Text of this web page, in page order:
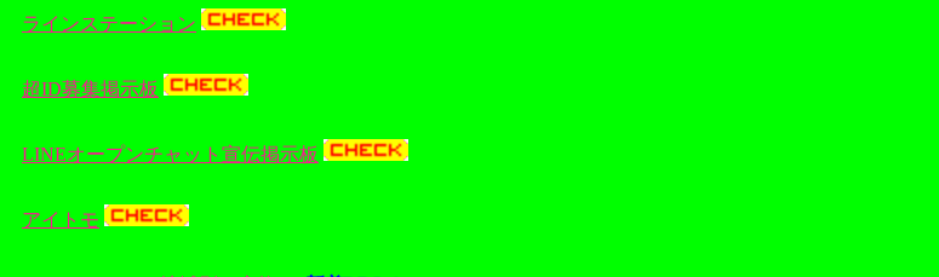
ラインステーション
超ID募集掲示板
LINEオープンチャット宣伝掲示板
アイトモ